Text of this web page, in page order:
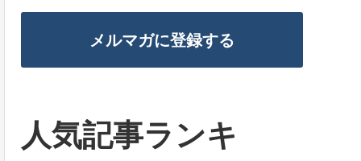
メルマガに登録する
人気記事ランキ